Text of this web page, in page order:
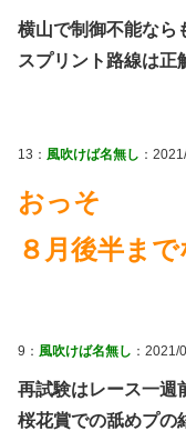
横山で制御不能なら
スプリント路線は正
13： 風吹けば名無し ：
おっそ
８月後半ま
9： 風吹けば名無し ：
再試験はレース一週
桜花賞での舐めプの